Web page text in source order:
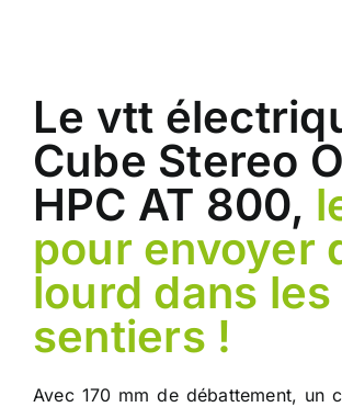
Le vtt
Cube Stereo
HPC AT 800,
pour envoyer
lourd dans les
sentiers !
Avec 170 mm de débattement, un